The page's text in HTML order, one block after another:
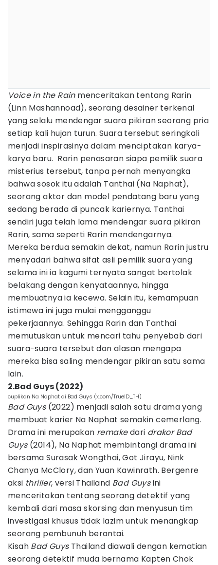
Voice in the Rainmenceritakan tentang Rarin
(Linn Mashannoad), seorang desainer terkenal
yang selalu mendengar suara pikiran seorang pria
setiap kali hujan turun. Suara tersebut seringkali
menjadi inspirasinya dalam menciptakan karya-
karya baru. Rarin penasaran siapa pemilik suara
misterius tersebut, tanpa pernah menyangka
bahwa sosok itu adalah Tanthai (Na Naphat),
seorang aktor dan model pendatang baru yang
sedang berada di puncak kariernya. Tanthai
sendiri juga telah lama mendengar suara pikiran
Rarin, sama seperti Rarin mendengarnya.
Mereka berdua semakin dekat, namun Rarin justru
menyadari bahwa sifat asli pemilik suara yang
selama ini ia kagumi ternyata sangat bertolak
belakang dengan kenyataannya, hingga
membuatnya ia kecewa. Selain itu, kemampuan
istimewa ini juga mulai mengganggu
pekerjaannya. Sehingga Rarin dan Tanthai
memutuskan untuk mencari tahu penyebab dari
suara-suara tersebut dan alasan mengapa
mereka bisa saling mendengar pikiran satu sama
lain.
2.Bad Guys (2022)
cuplikan Na Naphat di Bad Guys (x.com/TrueID_TH)
Bad Guys(2022) menjadi salah satu drama yang
membuat karier Na Naphat semakin cemerlang.
Drama ini merupakan remakedari drakor Bad
Guys(2014), Na Naphat membintangi drama ini
bersama Surasak Wongthai, Got Jirayu, Nink
Chanya McClory, dan Yuan Kawinrath. Bergenre
aksi thriller, versi Thailand Bad Guysini
menceritakan tentang seorang detektif yang
kembali dari masa skorsing dan menyusun tim
investigasi khusus tidak lazim untuk menangkap
seorang pembunuh berantai.
Kisah Bad GuysThailand diawali dengan kematian
seorang detektif muda bernama Kapten Chok